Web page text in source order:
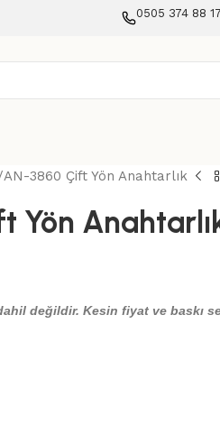
0505 374 88 17
AN-3860 Çift Yön Anahtarlık
Yön
değildir. Kesin fiyat ve baskı